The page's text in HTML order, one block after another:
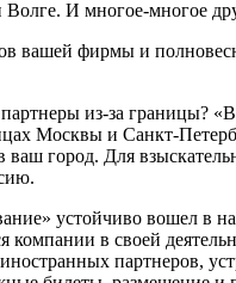
И многое-многое
вашей фирмы и
из-за границы?
Москвы и Санкт-
ваш город. Для
устойчиво вошел в
в своей
партнеров,